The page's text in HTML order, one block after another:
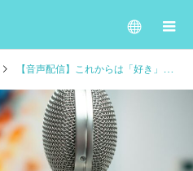
【音声配信】これからは「好き」の「純度」。